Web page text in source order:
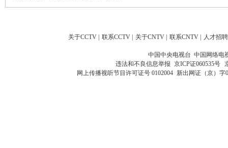
关于CCTV | 联系CCTV | 关于CNTV | 联系CNTV | 人才招聘
中国中央电视台 中国网络电
违法和不良信息举报 京ICP证060535号
网上传播视听节目许可证号 0102004 新出网证（京）